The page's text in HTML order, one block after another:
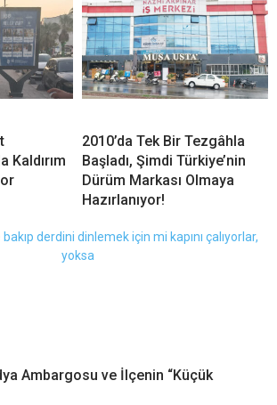
Kaldırım
2010’da Tek Bir Tezgâhla
Başladı, Şimdi Türkiye’nin
Dürüm Markası Olmaya
Hazırlanıyor!
Ambargosu ve İlçenin “Küçük